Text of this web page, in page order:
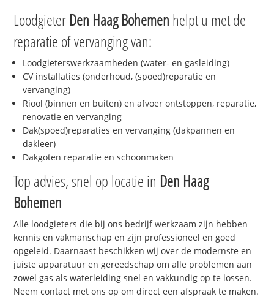
Loodgieter Den Haag Bohemen helpt u met de
reparatie of vervanging van:
Loodgieterswerkzaamheden (water- en gasleiding)
CV installaties (onderhoud, (spoed)reparatie en
vervanging)
Riool (binnen en buiten) en afvoer ontstoppen, reparatie,
renovatie en vervanging
Dak(spoed)reparaties en vervanging (dakpannen en
dakleer)
Dakgoten reparatie en schoonmaken
Top advies, snel op locatie in Den Haag
Bohemen
Alle loodgieters die bij ons bedrijf werkzaam zijn hebben
kennis en vakmanschap en zijn professioneel en goed
opgeleid. Daarnaast beschikken wij over de modernste en
juiste apparatuur en gereedschap om alle problemen aan
zowel gas als waterleiding snel en vakkundig op te lossen.
Neem contact met ons op om direct een afspraak te maken.